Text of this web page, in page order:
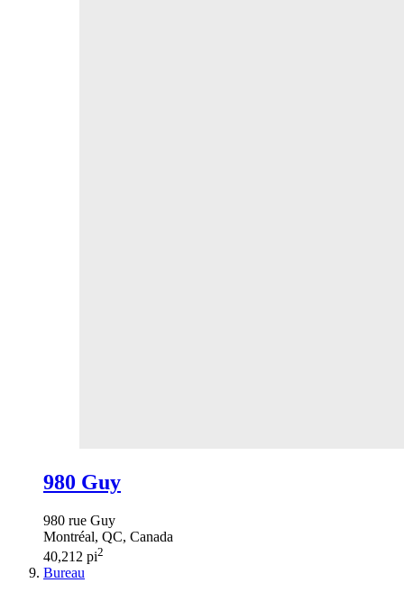
980 Guy
980 rue Guy
Montréal, QC, Canada
40,212 pi2
Bureau